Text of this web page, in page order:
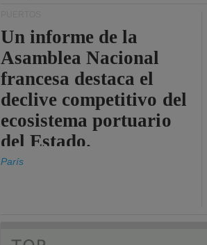
Un informe de la
Asamblea Nacional
francesa destaca el
declive competitivo del
ecosistema portuario
del Estado.
París